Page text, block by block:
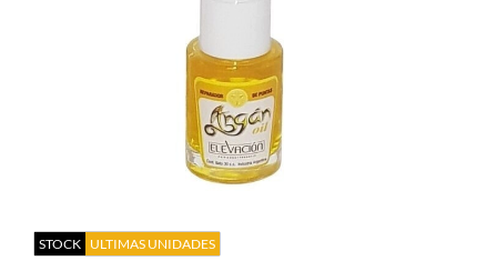
STOCK ULTIMAS UNIDADES